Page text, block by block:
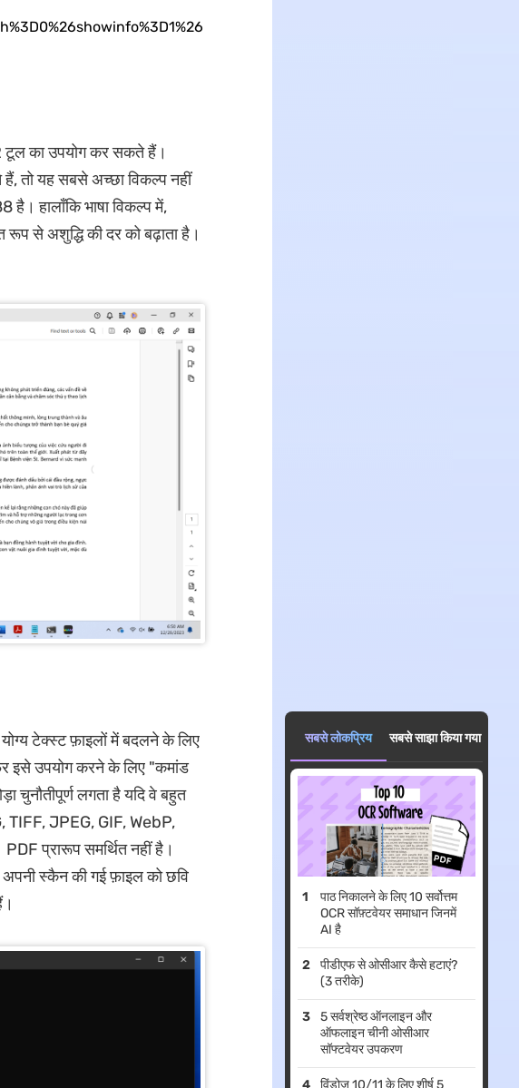
का उपयोग कर सकते हैं।
तो यह सबसे अच्छा विकल्प नहीं
है। हालाँकि भाषा विकल्प में,
रूप से अशुद्धि की दर को बढ़ाता है।
टेक्स्ट फ़ाइलों में बदलने के लिए
इसे उपयोग करने के लिए "कमांड
चुनौतीपूर्ण लगता है यदि वे बहुत
JPEG, GIF, WebP,
प्रारूप समर्थित नहीं है।
स्कैन की गई फ़ाइल को छवि
सबसे लोकप्रिय सबसे साझा किया गया
पाठ निकालने के लिए 10 सर्वोत्तम
OCR सॉफ़्टवेयर समाधान जिनमें
AI है
पीडीएफ से ओसीआर कैसे हटाएं?
(3 तरीके)
5 सर्वश्रेष्ठ ऑनलाइन और
ऑफलाइन चीनी ओसीआर
सॉफ्टवेयर उपकरण
विंडोज 10/11 के लिए शीर्ष 5